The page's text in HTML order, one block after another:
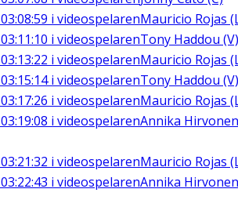
03:08:59 i videospelarenMauricio Rojas
03:11:10 i videospelarenTony Haddou (V)
03:13:22 i videospelarenMauricio Rojas
03:15:14i videospelarenTony Haddou (V)
03:17:26 i videospelarenMauricio Rojas
03:19:08 i videospelarenAnnika Hirvonen
03:21:32 i videospelarenMauricio Rojas
03:22:43 i videospelarenAnnika Hirvonen